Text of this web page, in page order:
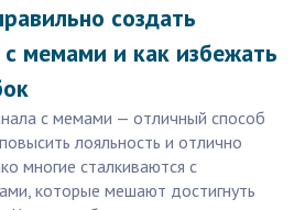
создать
с мемами и как избежать
с мемами — отличный способ
лояльность и отлично
многие сталкиваются с
которые мешают достигнуть